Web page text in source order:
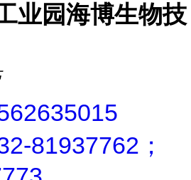
业园海博生物技
81937762；